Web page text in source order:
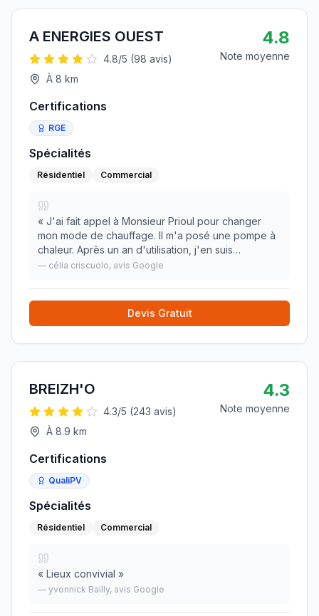
A ENERGIES OUEST
4.8/5 (98 avis)
À 8 km
4.8
Note moyenne
Certifications
RGE
Spécialités
Résidentiel Commercial
« J'ai fait appel à Monsieur Prioul pour changer
mon mode de chauffage. Il m'a posé une pompe à
chaleur. Après un an d'utilisation, j'en suis
parfaitement satisfaite. Mr Prioul est un
domaine et sur»
— célia criscuolo, avis Google
Devis Gratuit
BREIZH'O
4.3/5 (243 avis)
À 8.9 km
4.3
Note moyenne
Certifications
QualiPV
Spécialités
Résidentiel Commercial
« Lieux convivial »
— yvonnick Bailly, avis Google